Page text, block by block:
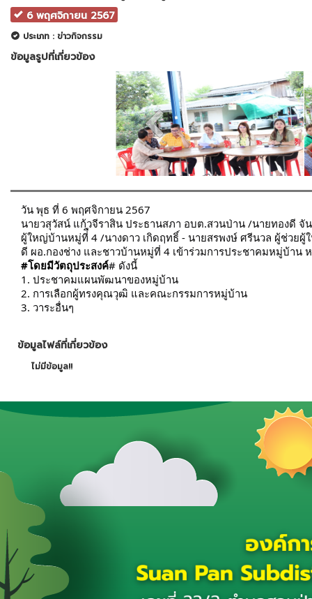
6 พฤศจิกายน 2567
ประเภท : ข่าวกิจกรรม
ข้อมูลรูปที่เกี่ยวข้อง
วัน พุธ ที่ 6 พฤศจิกายน 2567
นายวสุวัสน์ แก้วจีราสิน ประธานสภา อบต.สวนป่าน /นายทองดี
ผู้ใหญ่บ้านหมู่ที่ื 4 /นางดาว เกิดฤทธิ์ - นายสรพงษ์ ศรีนวล ผู้ช่ว
ดี ผอ.กองช่าง และชาวบ้านหมู่ที่ 4 เข้าร่วมการประชาคมหมู่บ้า
#
#โดยมีวัตถุประสงค์
ดังนี้
1. ประชาคมแผนพัฒนาของหมู่บ้าน
2. การเลือกผู้ทรงคุณวุฒิ และคณะกรรมการหมู่บ้าน
3. วาระอื่นๆ
ข้อมูลไฟล์ที่เกี่ยวข้อง
ไม่มีข้อมูล!!